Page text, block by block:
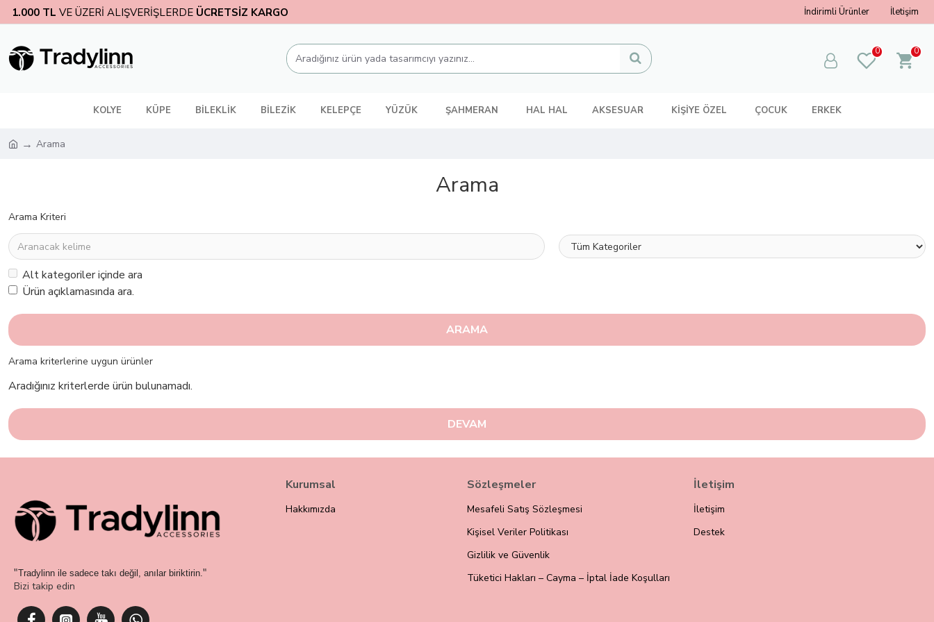
1.000 TL VE ÜZERİ ALIŞVERİŞLERDE ÜCRETSİZ KARGO İndirimli Ürünler İletişim
0 0
KOLYE KÜPE BİLEKLİK BİLEZİK KELEPÇE YÜZÜK ŞAHMERAN HAL HAL AKSESUAR KİŞİYE ÖZEL ÇOCUK ERKEK
Arama
Arama
Arama Kriteri
Alt kategoriler içinde ara
Ürün açıklamasında ara.
ARAMA
Arama kriterlerine uygun ürünler
Aradığınız kriterlerde ürün bulunamadı.
DEVAM
"Tradylinn ile sadece takı değil, anılar biriktirin."
Bizi takip edin
Kurumsal
Hakkımızda
Sözleşmeler
Mesafeli Satış Sözleşmesi
Kişisel Veriler Politikası
Gizlilik ve Güvenlik
Tüketici Hakları – Cayma – İptal İade Koşulları
İletişim
İletişim
Destek